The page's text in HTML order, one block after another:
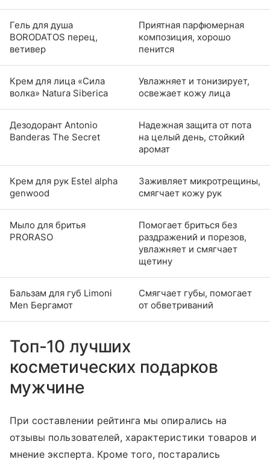
Гель для душа
BORODATOS перец,
ветивер
Приятная парфюмерная
композиция, хорошо
пенится
Крем для лица «Сила
волка» Natura Siberica
Увлажняет и тонизирует,
освежает кожу лица
Дезодорант Antonio
Banderas The Secret
Надежная защита от пота
на целый день, стойкий
аромат
Крем для рук Estel alpha
genwood
Заживляет микротрещины,
смягчает кожу рук
Мыло для бритья
PRORASO
Помогает бриться без
раздражений и порезов,
увлажняет и смягчает
щетину
Бальзам для губ Limoni
Men Бергамот
Смягчает губы, помогает
от обветриваний
Топ-10 лучших
косметических подарков
мужчине
При составлении рейтинга мы опирались на
отзывы пользователей, характеристики товаров и
мнение эксперта. Кроме того, постарались